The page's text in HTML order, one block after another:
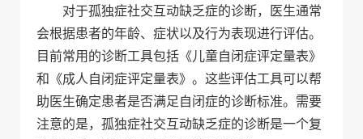
对于孤独症社交互动缺乏症的诊断，医生通常
会根据患者的年龄、症状以及行为表现进行评估。
目前常用的诊断工具包括《儿童自闭症评定量表》
和《成人自闭症评定量表》。这些评估工具可以帮
助医生确定患者是否满足自闭症的诊断标准。需要
注意的是，孤独症社交互动缺乏症的诊断是一个复